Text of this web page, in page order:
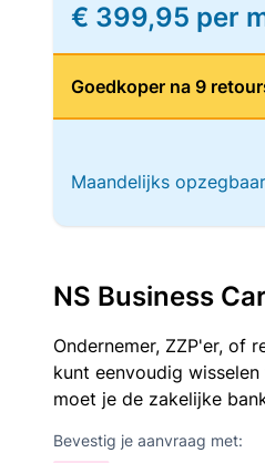
€ 399,95 per
Goedkoper na 9
Maandelijks opzegbaar
NS Business
Ondernemer, ZZP'er, of
kunt eenvoudig
moet je de zakelijke
Bevestig je aanvraag met: